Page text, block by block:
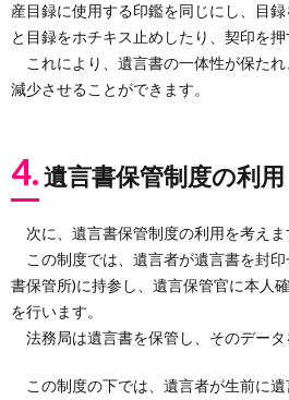
産目録に使用する印鑑を同じにし、目
と目録をホチキス止めしたり、契印を押
これにより、遺言書の一体性が保た
減少させることができます。
4.遺言書保管制度の利用
次に、遺言書保管制度の利用を考えま
この制度では、遺言者が遺言書を封
書保管所)に持参し、遺言保管官に本人
を行います。
法務局は遺言書を保管し、そのデータ
この制度の下では、遺言者が生前に